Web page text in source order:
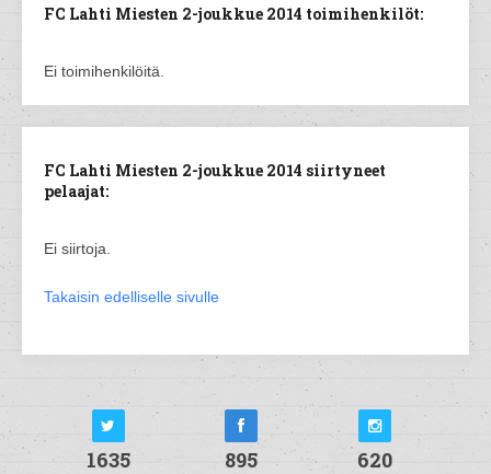
FC Lahti Miesten 2-joukkue 2014 toimihenkilöt:
Ei toimihenkilöitä.
FC Lahti Miesten 2-joukkue 2014 siirtyneet
pelaajat:
Ei siirtoja.
Takaisin edelliselle sivulle
1635 895 620